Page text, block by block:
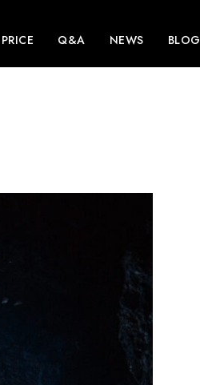
PRICE Q&A NEWS BLOG